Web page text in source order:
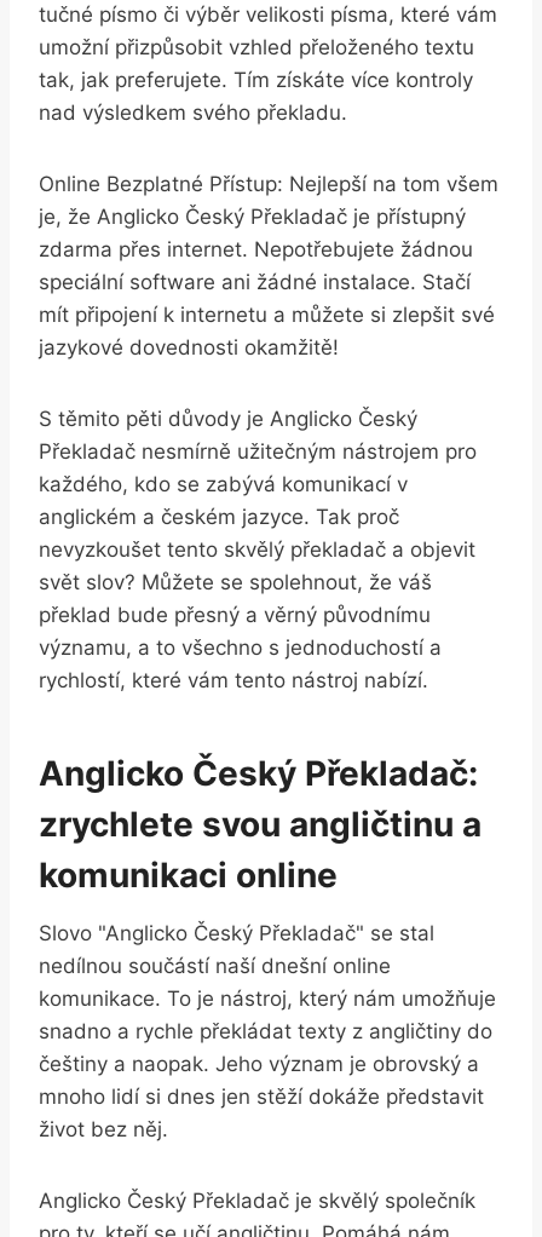
tučné písmo či ⁢výběr ​velikosti⁢ písma, které‌ vám
umožní přizpůsobit vzhled‌ přeloženého textu
tak, jak preferujete. Tím získáte více kontroly
nad výsledkem ‍svého překladu.
Online Bezplatné ⁣Přístup: Nejlepší na tom‌ všem
⁤je, že⁢ Anglicko Český Překladač je přístupný
zdarma přes internet. Nepotřebujete žádnou
speciální⁣ software ani žádné instalace. Stačí⁢
mít připojení ‍k internetu a můžete si zlepšit své
jazykové dovednosti okamžitě!
S těmito pěti důvody je ⁣Anglicko Český
Překladač nesmírně‍ užitečným nástrojem pro
⁢každého, kdo se ⁢zabývá komunikací v
anglickém a českém jazyce. ‌Tak proč
nevyzkoušet​ tento skvělý překladač a objevit
‌svět slov? Můžete se spolehnout, že⁢ váš
překlad ⁤bude přesný a věrný původnímu
významu, a to všechno s jednoduchostí a‌
rychlostí, které vám tento nástroj nabízí.
Anglicko Český Překladač:
zrychlete svou angličtinu a
komunikaci online
Slovo "Anglicko Český Překladač" se⁢ stal⁣
nedílnou součástí‍ naší dnešní online
komunikace. To je nástroj, který⁤ nám umožňuje
snadno ⁣a rychle překládat texty z angličtiny do
češtiny a naopak. Jeho​ význam je obrovský a
mnoho‍ lidí ⁤si dnes jen stěží dokáže představit
život bez‌ něj.
Anglicko ⁢Český Překladač je skvělý společník